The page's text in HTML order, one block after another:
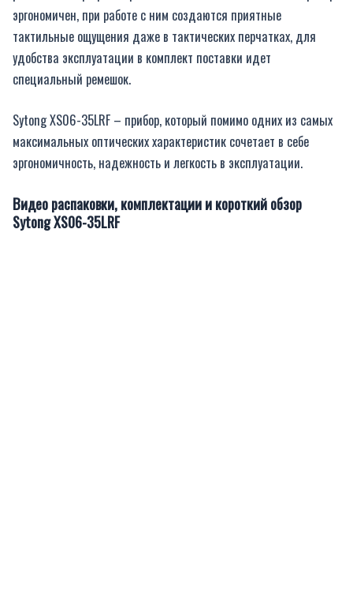
эргономичен, при работе с ним создаются приятные
тактильные ощущения даже в тактических перчатках, для
удобства эксплуатации в комплект поставки идет
специальный ремешок.
Sytong XS06-35LRF – прибор, который помимо одних из самых
максимальных оптических характеристик сочетает в себе
эргономичность, надежность и легкость в эксплуатации.
Видео распаковки, комплектации и короткий обзор
Sytong XS06-35LRF